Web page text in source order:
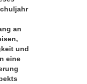
an
und
eine